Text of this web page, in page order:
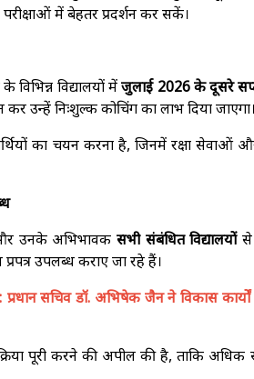
परीक्षाओं में बेहतर प्रदर्शन कर सकें।
विभिन्न विद्यालयों मेंजुलाई 2026 के दूसरे
कर उन्हें निःशुल्क कोचिंग का लाभ दिया जाएगा।
का चयन करना है, जिनमें रक्षा सेवाओं
उनके अभिभावक सभी संबंधित विद्यालयोंसे
उपलब्ध कराए जा रहे हैं।
सचिव डॉ. अभिषेक जैन ने विकास
पूरी करने की अपील की है, ताकि अधिक से